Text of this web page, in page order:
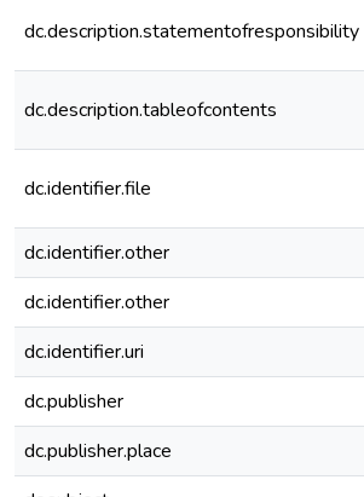
dc.description.statementofresponsibility
dc.description.tableofcontents
dc.identifier.file
dc.identifier.other
dc.identifier.other
dc.identifier.uri
dc.publisher
dc.publisher.place